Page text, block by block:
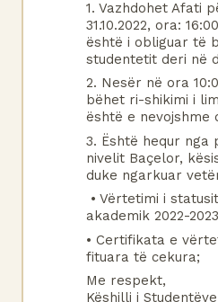
1. Vazhdohet Afati
31.10.2022, ora:
është i obliguar të
studentetit deri në
2. Nesër në ora
bëhet ri-shikimi i
është e nevojshme
3. Është hequr nga
nivelit Baçelor,
duke ngarkuar
akademik 2022-
• Certifikata e
fituara të cekura;
Me respekt,
Këshilli i